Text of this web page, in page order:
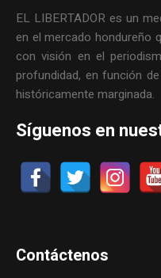
EL LIBERTADOR es un
en el mercado hondureño
con visión en el
profundidad, en función
históricamente marginada.
Síguenos en
Contáctenos